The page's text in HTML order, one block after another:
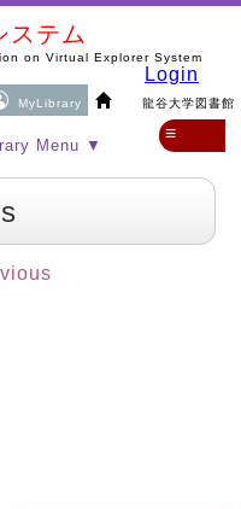
ステム
on Virtual Explorer System
MyLibrary 龍谷大学図書館
Login
Menu ▼
≡